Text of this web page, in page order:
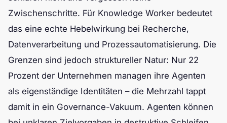
Zwischenschritte. Für Knowledge Worker bedeutet
das eine echte Hebelwirkung bei Recherche,
Datenverarbeitung und Prozessautomatisierung. Die
Grenzen sind jedoch struktureller Natur: Nur 22
Prozent der Unternehmen managen ihre Agenten
als eigenständige Identitäten – die Mehrzahl tappt
damit in ein Governance-Vakuum. Agenten können